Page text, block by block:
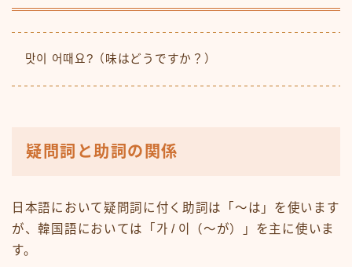
맛이 어때요?（味はどうですか？）
疑問詞と助詞の関係
日本語において疑問詞に付く助詞は「〜は」を使います
が、韓国語においては「가 / 이（〜が）」を主に使いま
す。